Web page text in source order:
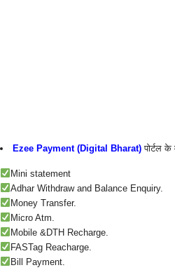
Ezee Payment (Digital Bharat) पोर्टल
Mini statement
Adhar Withdraw and Balance Enquiry.
Money Transfer.
Micro Atm.
Mobile &DTH Recharge.
FASTag Reacharge.
Bill Payment.